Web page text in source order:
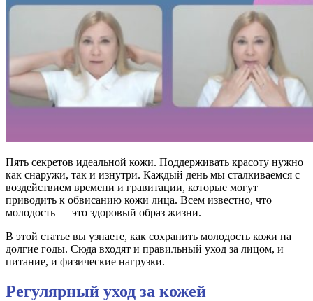
Пять секретов идеальной кожи. Поддерживать красоту нужно
как снаружи, так и изнутри. Каждый день мы сталкиваемся с
воздействием времени и гравитации, которые могут
приводить к обвисанию кожи лица. Всем известно, что
молодость — это здоровый образ жизни.
В этой статье вы узнаете, как сохранить молодость кожи на
долгие годы. Сюда входят и правильный уход за лицом, и
питание, и физические нагрузки.
Регулярный уход за кожей